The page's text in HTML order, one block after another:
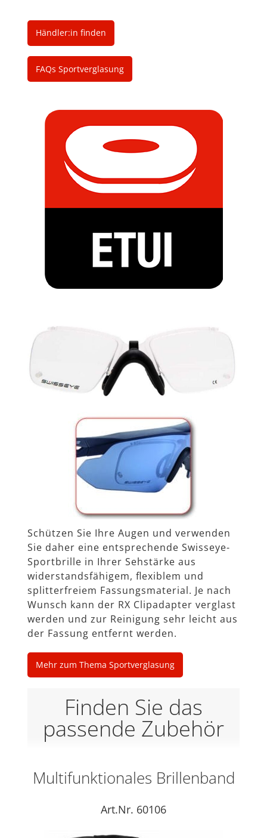
Händler:in finden
FAQs Sportverglasung
Schützen Sie Ihre Augen und verwenden
Sie daher eine entsprechende Swisseye-
Sportbrille in Ihrer Sehstärke aus
widerstandsfähigem, ﬂexiblem und
splitterfreiem Fassungsmaterial. Je nach
Wunsch kann der RX Clipadapter verglast
werden und zur Reinigung sehr leicht aus
der Fassung entfernt werden.
Mehr zum Thema Sportverglasung
Finden Sie das
passende Zubehör
Multifunktionales Brillenband
Art.Nr. 60106